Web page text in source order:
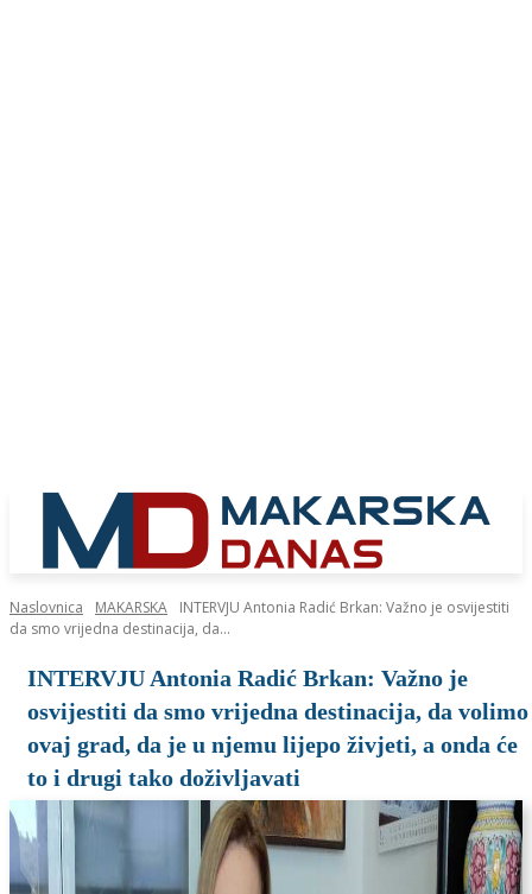
Naslovnica MAKARSKA
INTERVJU Antonia Radić Brkan: Važno je osvijestiti
da smo vrijedna destinacija, da...
INTERVJU Antonia Radić Brkan: Važno je
osvijestiti da smo vrijedna destinacija, da volimo
ovaj grad, da je u njemu lijepo živjeti, a onda će
to i drugi tako doživljavati